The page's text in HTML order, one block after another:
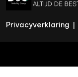
Privacyverklaring